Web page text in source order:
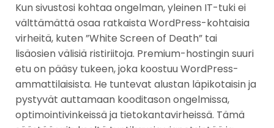
Kun sivustosi kohtaa ongelman, yleinen IT-tuki ei
välttämättä osaa ratkaista WordPress-kohtaisia
virheitä, kuten ”White Screen of Death” tai
lisäosien välisiä ristiriitoja. Premium-hostingin suuri
etu on pääsy tukeen, joka koostuu WordPress-
ammattilaisista. He tuntevat alustan läpikotaisin ja
pystyvät auttamaan kooditason ongelmissa,
optimointivinkeissä ja tietokantavirheissä. Tämä